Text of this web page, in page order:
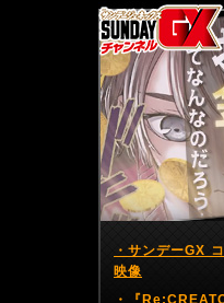
・サンデーGX
映像
・『